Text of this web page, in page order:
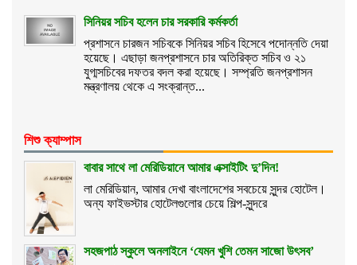
সিনিয়র সচিব হলেন চার সরকারি কর্মকর্তা
প্রশাসনে চারজন সচিবকে সিনিয়র সচিব হিসেবে পদোন্নতি দেয়া
হয়েছে। এছাড়া জনপ্রশাসনে চার অতিরিক্ত সচিব ও ২১
যুগ্মসচিবের দফতর বদল করা হয়েছে। সম্প্রতি জনপ্রশাসন
মন্ত্রণালয় থেকে এ সংক্রান্ত...
শিশু ক্যাম্পাস
বাবার সাথে লা মেরিডিয়ানে আমার এক্সাইটিং দু’দিন!
লা মেরিডিয়ান, আমার দেখা বাংলাদেশের সবচেয়ে সুন্দর হোটেল।
অন্য ফাইভস্টার হোটেলগুলোর চেয়ে শিল্প-সুন্দরে
সহজপাঠ স্কুলে অনলাইনে ‘যেমন খুশি তেমন সাজো উৎসব’